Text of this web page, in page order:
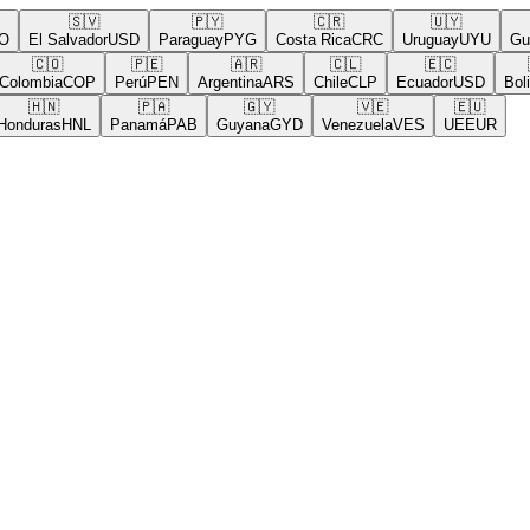
🇸🇻
El SalvadorUSD
🇵🇾
ParaguayPYG
🇨🇷
Costa RicaCRC
🇺🇾
UruguayUYU
🇨🇴
COP
🇵🇪
PerúPEN
🇦🇷
ArgentinaARS
🇨🇱
ChileCLP
🇪🇨
EcuadorUSD
Bolivia
🇭🇳
HNL
🇵🇦
PanamáPAB
🇬🇾
GuyanaGYD
🇻🇪
VenezuelaVES
🇪🇺
UE EUR